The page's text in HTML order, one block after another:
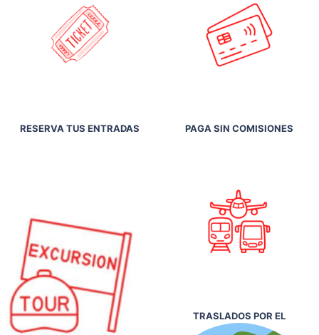
RESERVA TUS ENTRADAS PAGA SIN COMISIONES
TRASLADOS POR EL